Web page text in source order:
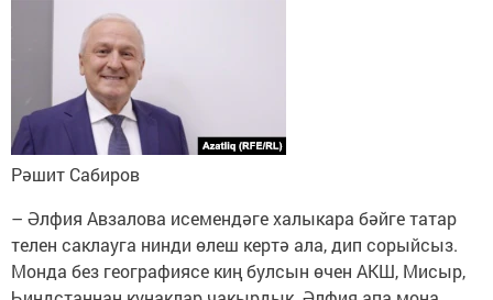
Рәшит Сабиров
– Әлфия Авзалова исемендәге халыкара бәйге татар
телен саклауга нинди өлеш кертә ала, дип сорыйсыз.
Монда без географиясе киң булсын өчен АКШ, Мисыр,